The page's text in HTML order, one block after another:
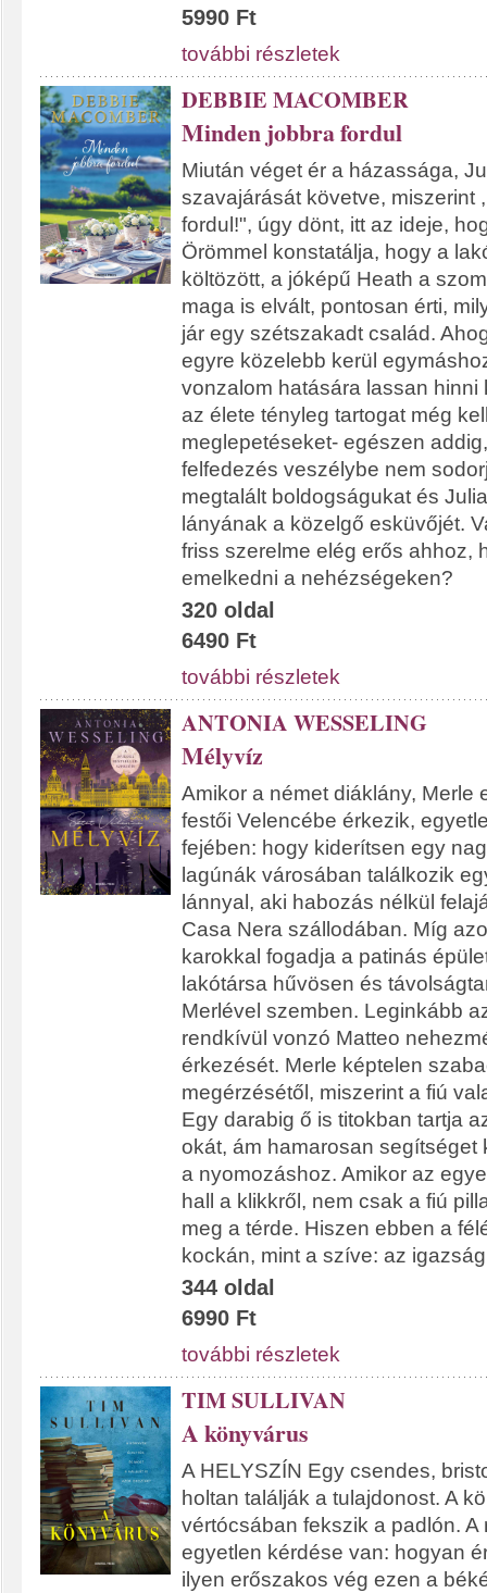
5990 Ft
további részletek
DEBBIE MACOMBER
Minden jobbra fordul
Miután véget ér a házassága,
szavajárását követve, miszerint
fordul!", úgy dönt, itt az ideje,
Örömmel konstatálja, hogy a
költözött, a jóképű Heath a
maga is elvált, pontosan érti,
jár egy szétszakadt család.
egyre közelebb kerül
vonzalom hatására lassan hinni
az élete tényleg tartogat még
meglepetéseket- egészen
felfedezés veszélybe nem
megtalált boldogságukat és
lányának a közelgő esküvőjét.
friss szerelme elég erős ahhoz,
emelkedni a nehézségeken?
320 oldal
6490 Ft
további részletek
ANTONIA WESSELING
Mélyvíz
Amikor a német diáklány, Merle
festői Velencébe érkezik,
fejében: hogy kiderítsen egy
lagúnák városában találkozik
lánnyal, aki habozás nélkül
Casa Nera szállodában. Míg
karokkal fogadja a patinás
lakótársa hűvösen és
Merlével szemben. Leginkább
rendkívül vonzó Matteo
érkezését. Merle képtelen
megérzésétől, miszerint a fiú
Egy darabig ő is titokban tartja
okát, ám hamarosan segítséget
a nyomozáshoz. Amikor az
hall a klikkről, nem csak a fiú
meg a térde. Hiszen ebben a
kockán, mint a szíve: az
344 oldal
6990 Ft
további részletek
TIM SULLIVAN
A könyvárus
A HELYSZÍN Egy csendes,
holtan találják a tulajdonost. A
vértócsában fekszik a padlón. A
egyetlen kérdése van: hogyan
ilyen erőszakos vég ezen a